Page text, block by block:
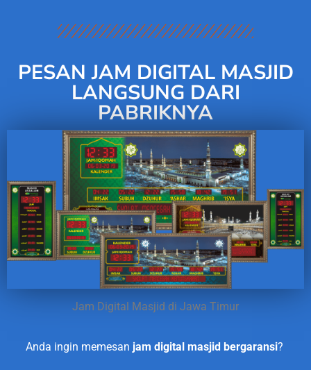
PESAN JAM DIGITAL MASJID
LANGSUNG DARI
PABRIKNYA
Jam Digital Masjid di Jawa Timur
Anda ingin memesan jam digital masjid bergaransi?